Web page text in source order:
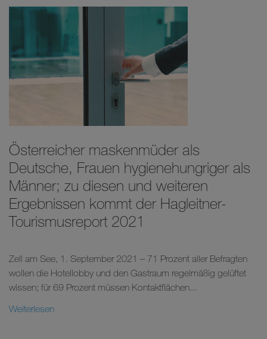
Österreicher maskenmüder als
Deutsche, Frauen hygienehungriger als
Männer; zu diesen und weiteren
Ergebnissen kommt der Hagleitner-
Tourismusreport 2021
Zell am See, 1. September 2021 – 71 Prozent aller Befragten
wollen die Hotellobby und den Gastraum regelmäßig gelüftet
wissen; für 69 Prozent müssen Kontaktflächen...
Weiterlesen